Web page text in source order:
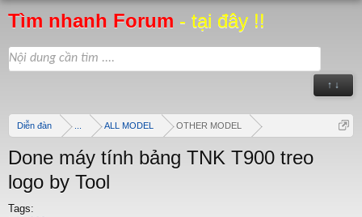
Tìm nhanh Forum - tại đây !!
↑ ↓
Diễn đàn ALL MODEL OTHER MODEL
Done máy tính bảng TNK T900 treo
logo by Tool
Tags: